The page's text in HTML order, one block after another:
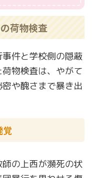
荷物検査
件と学校側の隠蔽
物検査は、やがて
や醜さまで暴き出
覚
の上西が瀕死の状